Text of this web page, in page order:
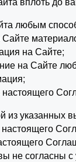
любым
на Сайте;
на Сайте
настоящего
из указанных
не согласны